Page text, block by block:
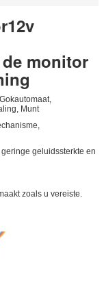
monitor
Munt
geluidssterkte en
zoals u vereiste.